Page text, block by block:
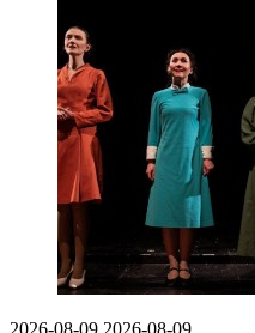
2026-08-09 2026-08-09